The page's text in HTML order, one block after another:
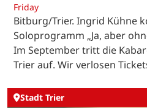
Friday
Bitburg/Trier. Ingrid Kühne
Soloprogramm „Ja, aber
Im September tritt die
Trier auf. Wir verlosen
Stadt Trier